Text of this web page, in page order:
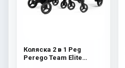
Коляска 2 в 1 Peg
Perego Team Elite